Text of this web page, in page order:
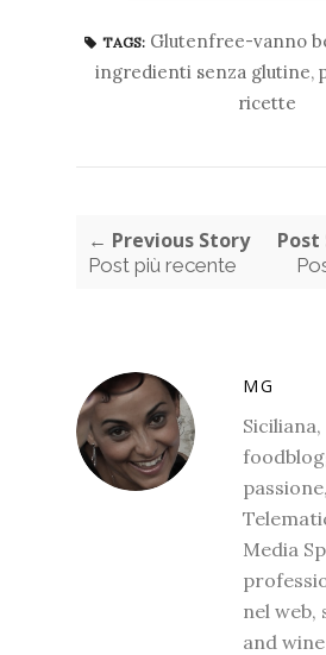
TAGS: Glutenfree-vanno
ingredienti senza glutine,
ricette
← Previous Story
Post più recente
Post
MG
Media
nel web,
and